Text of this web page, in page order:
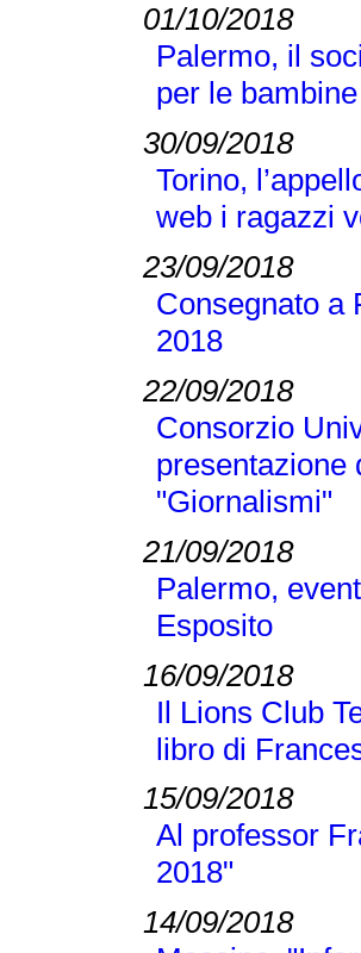
01/10/2018
Palermo, il
per le
30/09/2018
Torino,
web i ragazzi
23/09/2018
Consegnato a
2018
22/09/2018
Consorzio
presentazione
"Giornalismi"
21/09/2018
Palermo,
Esposito
16/09/2018
Il Lions Club
libro di
15/09/2018
Al professor
2018"
14/09/2018